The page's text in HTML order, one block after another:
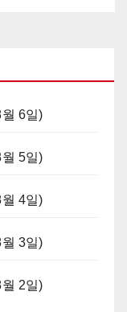
6일)
5일)
4일)
3일)
2일)